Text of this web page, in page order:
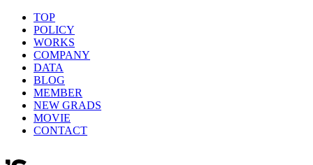
TOP
POLICY
WORKS
COMPANY
DATA
BLOG
MEMBER
NEW GRADS
MOVIE
CONTACT